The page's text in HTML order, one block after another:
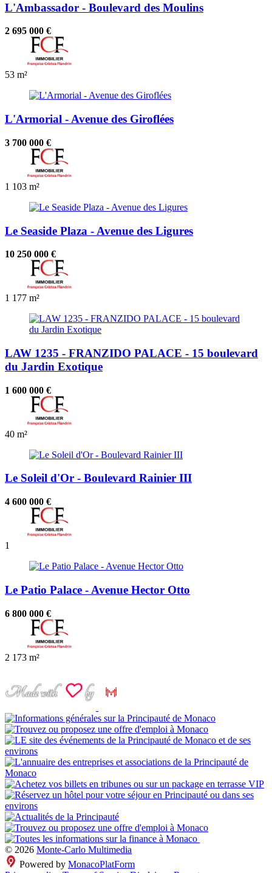
L'Ambassador - Boulevard des Moulins
2 695 000 €
53 m²
L'Armorial - Avenue des Giroflées
3 700 000 €
1 103 m²
Le Seaside Plaza - Avenue des Ligures
10 250 000 €
1 177 m²
LAW 1235 - FRANZIDO PALACE - 15 boulevard
du Jardin Exotique
1 600 000 €
40 m²
Le Soleil d'Or - Boulevard Rainier III
4 600 000 €
1
Le Patio Palace - Avenue Hector Otto
6 800 000 €
2 173 m²
© 2026 Monte-Carlo Multimedia
Powered by MonacoPlatForm